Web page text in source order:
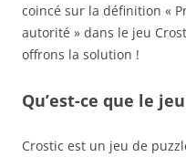
coincé sur la définition «
autorité » dans le jeu
offrons la solution !
Qu’est-ce que le
Crostic est un jeu de